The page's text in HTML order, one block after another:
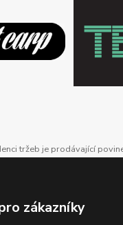
tržeb je prodávající
zákazníky